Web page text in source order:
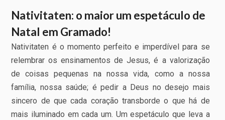
Nativitaten: o maior um espetáculo de
Natal em Gramado!
Nativitaten é o momento perfeito e imperdível para se
relembrar os ensinamentos de Jesus, é a valorização
de coisas pequenas na nossa vida, como a nossa
família, nossa saúde; é pedir a Deus no desejo mais
sincero de que cada coração transborde o que há de
mais iluminado em cada um. Um espetáculo que leva a